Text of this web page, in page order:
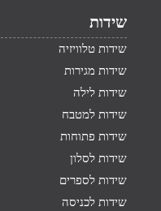
שידות
שידות טלוויזיה
שידות מגירות
שידות לילה
שידות למטבח
שידות פתוחות
שידות לסלון
שידות לספרים
שידות לכניסה